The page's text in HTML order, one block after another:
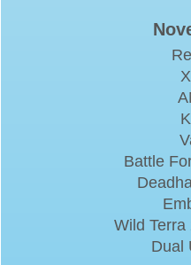
Battle
Wild
Dual